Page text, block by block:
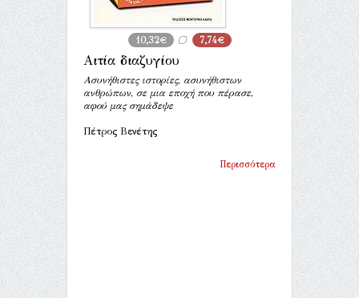
10,32€ 7,74€
Αιτία διαζυγίου
Ασυνήθιστες ιστορίες, ασυνήθιστων
ανθρώπων, σε μια εποχή που πέρασε,
αφού μας σημάδεψε
Πέτρος Βενέτης
Περισσότερα